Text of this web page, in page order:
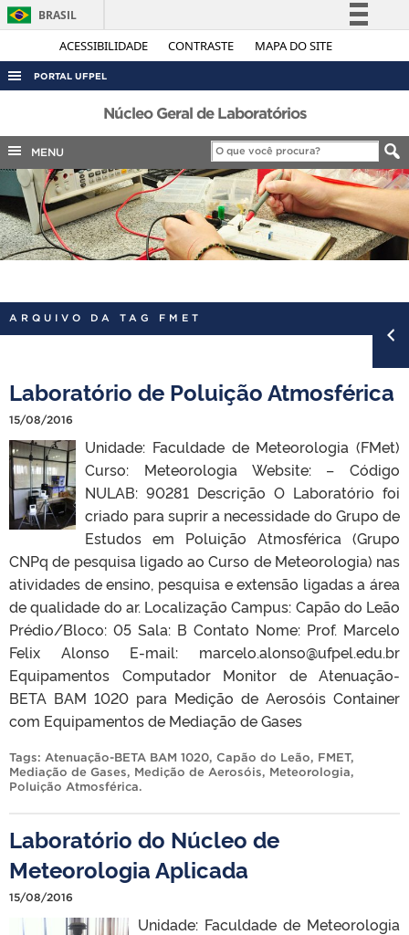
ACESSIBILIDADE CONTRASTE MAPA DO SITE
BRASIL
Simplifique!
Legislação
Canais
PORTAL UFPEL
ACESSO À INFORMAÇÃO
AUDITORIA
COBALTO
CONCURSOS
EDITAIS
INTERNACIONAL
PORTARIAS
Núcleo Geral de Laboratórios
MENU
ARQUIVO DA TAG FMET
Laboratório de Poluição Atmosférica
15/08/2016
Unidade: Faculdade de Meteorologia (FMet)
Curso: Meteorologia Website: – Código
NULAB: 90281 Descrição O Laboratório foi
criado para suprir a necessidade do Grupo de
Estudos em Poluição Atmosférica (Grupo
CNPq de pesquisa ligado ao Curso de Meteorologia) nas
atividades de ensino, pesquisa e extensão ligadas a área
de qualidade do ar. Localização Campus: Capão do Leão
Prédio/Bloco: 05 Sala: B Contato Nome: Prof. Marcelo
Felix Alonso E-mail: marcelo.alonso@ufpel.edu.br
Equipamentos Computador Monitor de Atenuação-
BETA BAM 1020 para Medição de Aerosóis Container
com Equipamentos de Mediação de Gases
Tags: Atenuação-BETA BAM 1020, Capão do Leão, FMET,
Mediação de Gases, Medição de Aerosóis, Meteorologia,
Poluição Atmosférica.
Laboratório do Núcleo de
Meteorologia Aplicada
15/08/2016
Unidade: Faculdade de Meteorologia